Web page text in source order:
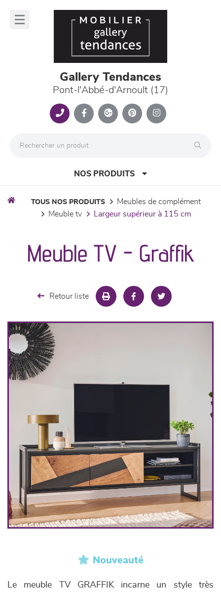
Gallery Tendances
Pont-l'Abbé-d'Arnoult (17)
NOS PRODUITS
séjours
chambres et dressing
literie
décoration
TOUS NOS PRODUITS
meubles de complément
meuble tv
largeur supérieur à 115 cm
Meuble TV - Graffik
Retour liste
Nouveauté
Le meuble TV GRAFFIK incarne un style très